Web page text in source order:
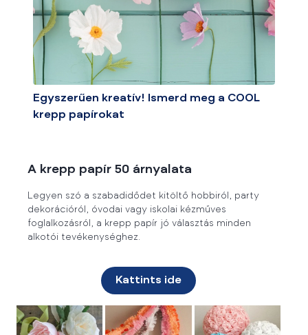
Egyszerűen kreatív! Ismerd meg a COOL
krepp papírokat
A krepp papír 50 árnyalata
Legyen szó a szabadidődet kitöltő hobbiról, party
dekorációról, óvodai vagy iskolai kézműves
foglalkozásról, a krepp papír jó választás minden
alkotói tevékenységhez.
Kattints ide